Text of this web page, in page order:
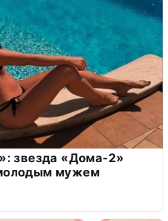
звезда «Дома-2»
мужем